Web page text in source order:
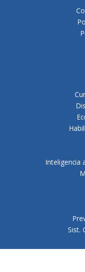
Inteligencia
Sist.